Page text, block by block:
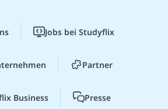
Jobs bei Studyflix
Partner
Business Presse